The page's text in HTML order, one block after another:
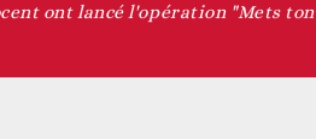
ont lancé l'opération "Mets ton